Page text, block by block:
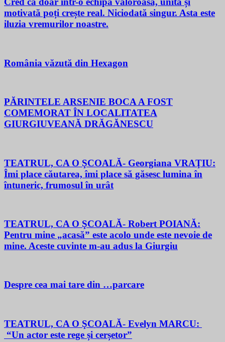
motivată poți crește real. Niciodată singur. Asta este
iluzia vremurilor noastre.
România văzută din Hexagon
PĂRINTELE ARSENIE BOCA A FOST
COMEMORAT ÎN LOCALITATEA
GIURGIUVEANĂ DRĂGĂNESCU
TEATRUL, CA O ŞCOALĂ- Georgiana VRAŢIU:
Îmi place căutarea, îmi place să găsesc lumina în
întuneric, frumosul în urât
TEATRUL, CA O ŞCOALĂ- Robert POIANĂ:
Pentru mine „acasă” este acolo unde este nevoie de
mine. Aceste cuvinte m-au adus la Giurgiu
Despre cea mai tare din …parcare
TEATRUL, CA O ŞCOALĂ- Evelyn MARCU:
“Un actor este rege și cerșetor”